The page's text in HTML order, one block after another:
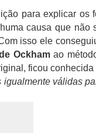
para explicar os
causa que não
isso ele
Ockham ao
ficou
igualmente válidas